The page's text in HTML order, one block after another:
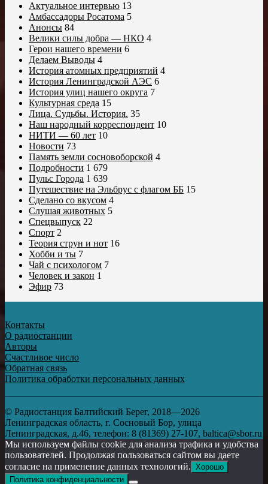
Актуальное интервью 13
Амбассадоры Росатома 5
Анонсы 84
Велики силы добра — НКО 4
Герои нашего времени 6
Делаем Выводы 4
История атомных предприятий 4
История Ленинградской АЭС 6
История улиц нашего округа 7
Культурная среда 15
Лица. Судьбы. История. 35
Наш народный корреспондент 10
НИТИ — 60 лет 10
Новости 73
Память земли сосновоборской 4
Подробности 1 679
Пульс Города 1 639
Путешествие на Эльбрус с флагом ББ 15
Сделано со вкусом 4
Слушая животных 5
Спецвыпуск 22
Спорт 2
Теория струн и нот 16
Хобби и ты 7
Чай с психологом 7
Человек и закон 1
Эфир 73
Контакты
О радиостанции
Авторы
Счастливое число
Обратная связь
Политика обработки персональных данных
© Радиостанция Балтийский Берег, 2018—2026
Ленинградская область, г. Сосновый Бор, улица
Ленинградская, д.46, телефон: 8 (81369) 27-107, baltica@sbor.ru
Мы используем файлы cookie для анализа трафика и удобства
пользователей. Продолжая пользоваться сайтом вы даете
согласие на применение данных технологий. Хорошо
Политика конфиденциальности